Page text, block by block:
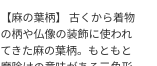
【麻の葉柄】 古くから着物
の柄や仏像の装飾に使われ
てきた麻の葉柄。もともと